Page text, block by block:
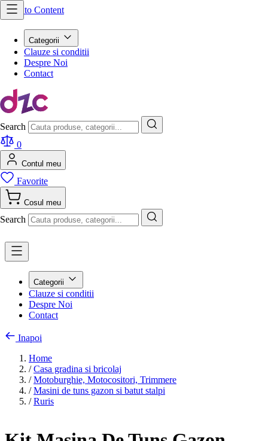
Skip to Content
Categorii
Clauze si conditii
Despre Noi
Contact
Search
0
Contul meu
Favorite
Cosul meu
Search
Categorii
Clauze si conditii
Despre Noi
Contact
Inapoi
Home
/ Casa gradina si bricolaj
/ Motoburghie, Motocositori, Trimmere
/ Masini de tuns gazon si batut stalpi
/ Ruris